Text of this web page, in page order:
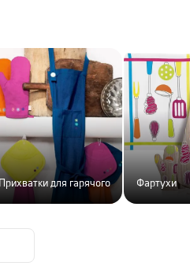
Прихватки для гарячого Фартухи